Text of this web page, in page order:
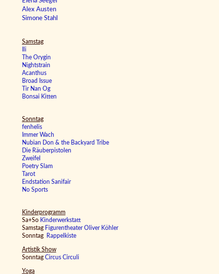
Alex Austen
Simone Stahl
Samstag
Ili
The Orygin
Nightstrain
Acanthus
Broad Issue
Tir Nan Og
Bonsai Kitten
Sonntag
fenhelis
Immer Wach
Nubian Don & the Backyard Tribe
Die Räuberpistolen
Zweifel
Poetry Slam
Tarot
Endstation Sanifair
No Sports
Kinderprogramm
Sa+So Kinderwerkstatt
Samstag Figurentheater Oliver Köhler
Sonntag
Rappelkiste
Artistik Show
Sonntag Circus Circuli
Yoga